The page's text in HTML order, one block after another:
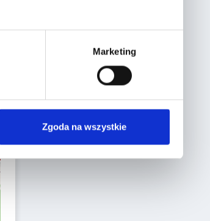
Marketing
Zgoda na wszystkie